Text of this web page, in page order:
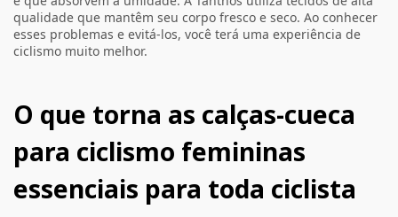
qualidade que mantêm seu corpo fresco e seco. Ao conhecer
esses problemas e evitá-los, você terá uma experiência de
ciclismo muito melhor.
O que torna as calças-cueca
para ciclismo femininas
essenciais para toda ciclista